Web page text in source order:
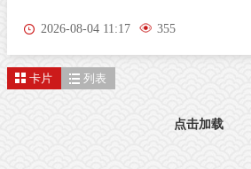
隙立体蔓延、分布隐匿，单一平面切片极
队联合物理学系季敏标团队，在国际学术
mapping of glioma infiltration”，推出全新
2026-08-04 11:17 355
卡片 列表
点击加载